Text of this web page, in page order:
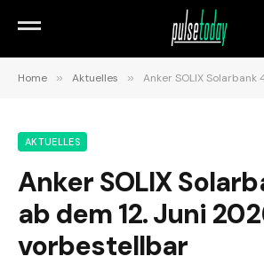
Home » Aktuelles » Anker SOLIX Solarbank 4 Pro ab
AKTUELLES
Anker SOLIX
ab dem 12. Juni
vorbestellbar